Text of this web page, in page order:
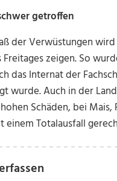
getroffen
der Verwüstungen
Freitages zeigen. So
das Internat der
wurde. Auch in der
Schäden, bei Mais,
Totalausfall